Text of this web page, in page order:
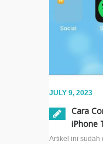
JULY 9, 2023
Cara
iPhone
Artikel ini sudah